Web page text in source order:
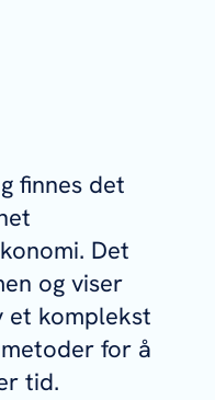
finnes det
Det
og viser
et komplekst
for å
tid.